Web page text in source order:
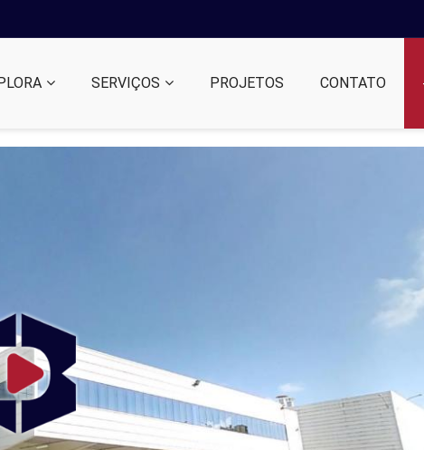
SERVIÇOS PROJETOS CONTATO